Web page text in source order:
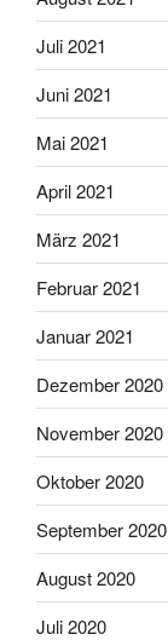
Juli 2021
Juni 2021
Mai 2021
April 2021
März 2021
Februar 2021
Januar 2021
Dezember 2020
November 2020
Oktober 2020
September 2020
August 2020
Juli 2020